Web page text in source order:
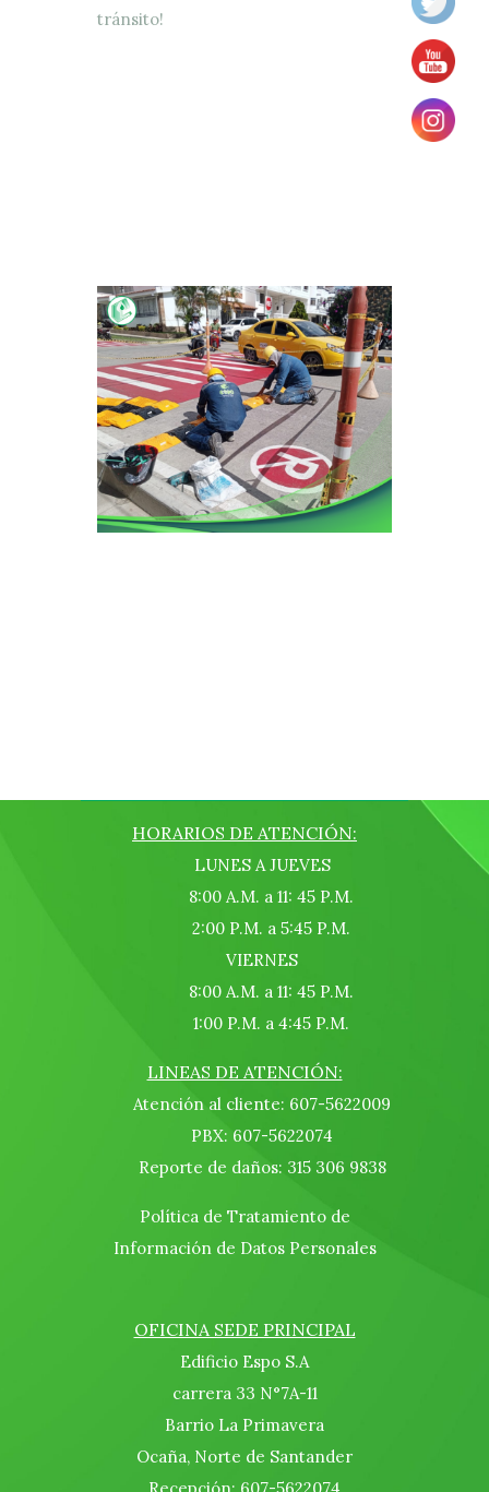
tránsito!
HORARIOS DE ATENCIÓN:
LUNES A JUEVES
8:00 A.M. a 11: 45 P.M.
2:00 P.M. a 5:45 P.M.
VIERNES
8:00 A.M. a 11: 45 P.M.
1:00 P.M. a 4:45 P.M.
LINEAS DE ATENCIÓN:
Atención al cliente: 607-5622009
PBX: 607-5622074
Reporte de daños: 315 306 9838
Política de Tratamiento de
Información de Datos Personales
OFICINA SEDE PRINCIPAL
Edificio Espo S.A
carrera 33 N°7A-11
Barrio La Primavera
Ocaña, Norte de Santander